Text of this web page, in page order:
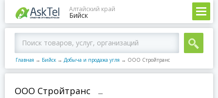
Алтайский край
Бийск
Главная → Бийск → Добыча и продажа угля → ООО Стройтранс
ООО Стройтранс
–